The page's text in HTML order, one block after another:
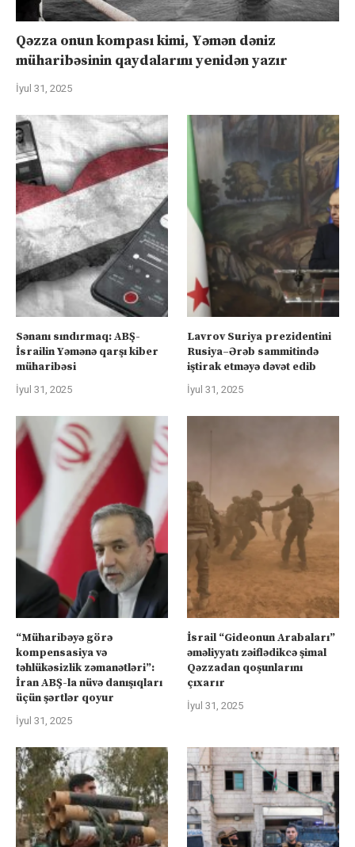
Qəzza onun kompası kimi, Yəmən dəniz
müharibəsinin qaydalarını yenidən yazır
İyul 31, 2025
Sənanı sındırmaq: ABŞ-
İsrailin Yəmənə qarşı kiber
müharibəsi
İyul 31, 2025
Lavrov Suriya prezidentini
Rusiya–Ərəb sammitində
iştirak etməyə dəvət edib
İyul 31, 2025
“Müharibəyə görə
kompensasiya və
təhlükəsizlik zəmanətləri”:
İran ABŞ-la nüvə danışıqları
üçün şərtlər qoyur
İyul 31, 2025
İsrail “Gideonun Arabaları”
əməliyyatı zəiflədikcə şimal
Qəzzadan qoşunlarını
çıxarır
İyul 31, 2025